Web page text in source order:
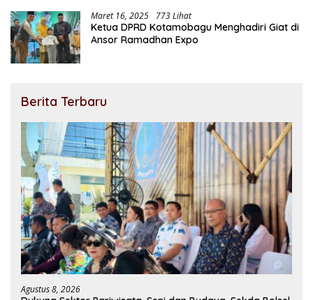
Maret 16, 2025 773 Lihat
Ketua DPRD Kotamobagu Menghadiri Giat di
Ansor Ramadhan Expo
Berita Terbaru
Agustus 8, 2026